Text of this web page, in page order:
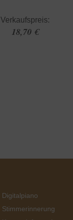
Verkaufspreis:
18,70 €
Digitalpiano
Stimmerinnerung